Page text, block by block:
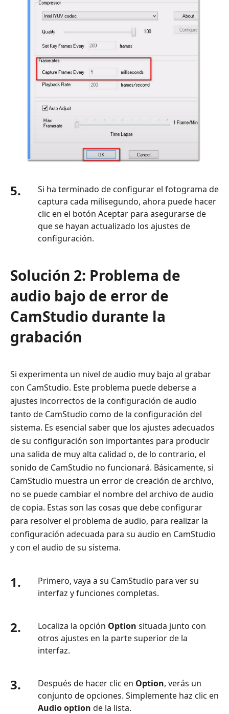
5.
Si ha terminado de configurar el fotograma de
captura cada milisegundo, ahora puede hacer
clic en el botón Aceptar para asegurarse de
que se hayan actualizado los ajustes de
configuración.
Solución 2: Problema de
audio bajo de error de
CamStudio durante la
grabación
Si experimenta un nivel de audio muy bajo al grabar
con CamStudio. Este problema puede deberse a
ajustes incorrectos de la configuración de audio
tanto de CamStudio como de la configuración del
sistema. Es esencial saber que los ajustes adecuados
de su configuración son importantes para producir
una salida de muy alta calidad o, de lo contrario, el
sonido de CamStudio no funcionará. Básicamente, si
CamStudio muestra un error de creación de archivo,
no se puede cambiar el nombre del archivo de audio
de copia. Estas son las cosas que debe configurar
para resolver el problema de audio, para realizar la
configuración adecuada para su audio en CamStudio
y con el audio de su sistema.
1.
Primero, vaya a su CamStudio para ver su
interfaz y funciones completas.
2. Localiza la opción Option situada junto con
otros ajustes en la parte superior de la
interfaz.
3. Después de hacer clic en Option, verás un
conjunto de opciones. Simplemente haz clic en
Audio option de la lista.